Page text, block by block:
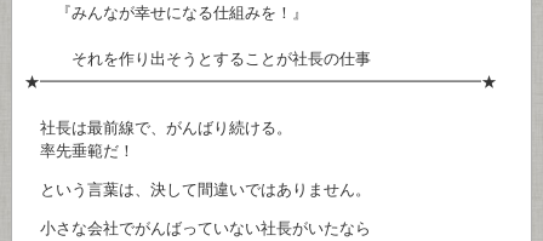
『みんなが幸せになる仕組みを！』
それを作り出そうとすることが社長の仕事
★━━━━━━━━━━━━━━━━━━━━━━━━━━━━★
社長は最前線で、がんばり続ける。
率先垂範だ！
という言葉は、決して間違いではありません。
小さな会社でがんばっていない社長がいたなら